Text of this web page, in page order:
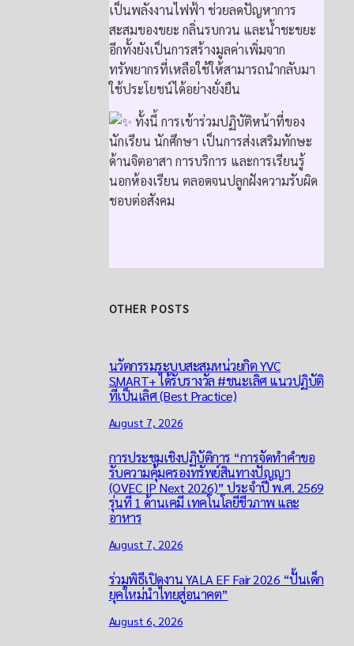
เป็นพลังงานไฟฟ้า ช่วยลดปัญหาการ
สะสมของขยะ กลิ่นรบกวน และน้ำชะขยะ
อีกทั้งยังเป็นการสร้างมูลค่าเพิ่มจาก
ทรัพยากรที่เหลือใช้ให้สามารถนำกลับมา
ใช้ประโยชน์ได้อย่างยั่งยืน
ทั้งนี้ การเข้าร่วมปฏิบัติหน้าที่ของ
นักเรียน นักศึกษา เป็นการส่งเสริมทักษะ
ด้านจิตอาสา การบริการ และการเรียนรู้
นอกห้องเรียน ตลอดจนปลูกฝังความรับผิด
ชอบต่อสังคม
OTHER POSTS
นวัตกรรมระบบสะสมหน่วยกิต YVC
SMART+ ได้รับรางวัล #ชนะเลิศ แนวปฏิบัติ
ที่เป็นเลิศ (Best Practice)
August 7, 2026
การประชุมเชิงปฏิบัติการ “การจัดทำคำขอ
รับความคุ้มครองทรัพย์สินทางปัญญา
(OVEC IP Next 2026)” ประจำปี พ.ศ. 2569
รุ่นที่ 1 ด้านเคมี เทคโนโลยีชีวภาพ และ
อาหาร
August 7, 2026
ร่วมพิธีเปิดงาน YALA EF Fair 2026 “ปั้นเด็ก
ยุคใหม่นำไทยสู่อนาคต”
August 6, 2026